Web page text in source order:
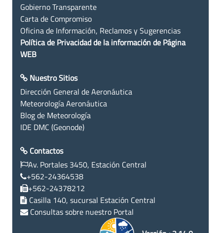
Gobierno Transparente
Carta de Compromiso
Oficina de Información, Reclamos y Sugerencias
Política de Privacidad de la información de Página
WEB
Nuestro Sitios
Dirección General de Aeronáutica
Meteorología Aeronáutica
Blog de Meteorología
IDE DMC (Geonode)
Contactos
Av. Portales 3450, Estación Central
+562-24364538
+562-24378212
Casilla 140, sucursal Estación Central
Consultas sobre nuestro Portal